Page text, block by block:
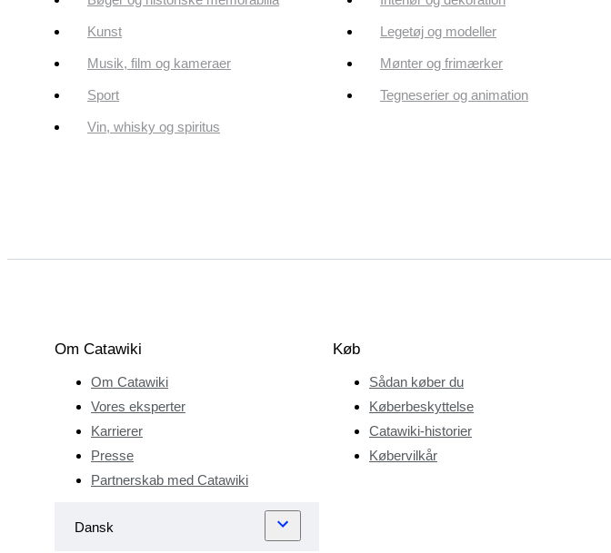
Kunst Legetøj og modeller
Musik, film og kameraer Mønter og frimærker
Sport Tegneserier og animation
Vin, whisky og spiritus
Om Catawiki
Om Catawiki
Vores eksperter
Karrierer
Presse
Partnerskab med Catawiki
Køb
Sådan køber du
Køberbeskyttelse
Catawiki-historier
Købervilkår